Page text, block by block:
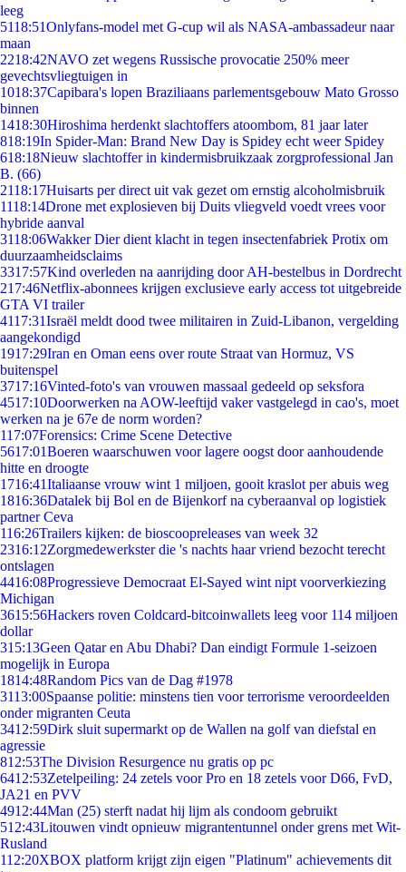
leeg
5118:51Onlyfans-model met G-cup wil als NASA-ambassadeur naar
maan
2218:42NAVO zet wegens Russische provocatie 250% meer
gevechtsvliegtuigen in
1018:37Capibara's lopen Braziliaans parlementsgebouw Mato Grosso
binnen
1418:30Hiroshima herdenkt slachtoffers atoombom, 81 jaar later
818:19In Spider-Man: Brand New Day is Spidey echt weer Spidey
618:18Nieuw slachtoffer in kindermisbruikzaak zorgprofessional Jan
B. (66)
2118:17Huisarts per direct uit vak gezet om ernstig alcoholmisbruik
1118:14Drone met explosieven bij Duits vliegveld voedt vrees voor
hybride aanval
3118:06Wakker Dier dient klacht in tegen insectenfabriek Protix om
duurzaamheidsclaims
3317:57Kind overleden na aanrijding door AH-bestelbus in Dordrecht
217:46Netflix-abonnees krijgen exclusieve early access tot uitgebreide
GTA VI trailer
4117:31Israël meldt dood twee militairen in Zuid-Libanon, vergelding
aangekondigd
1917:29Iran en Oman eens over route Straat van Hormuz, VS
buitenspel
3717:16Vinted-foto's van vrouwen massaal gedeeld op seksfora
4517:10Doorwerken na AOW-leeftijd vaker vastgelegd in cao's, moet
werken na je 67e de norm worden?
117:07Forensics: Crime Scene Detective
5617:01Boeren waarschuwen voor lagere oogst door aanhoudende
hitte en droogte
1716:41Italiaanse vrouw wint 1 miljoen, gooit kraslot per abuis weg
1816:36Datalek bij Bol en de Bijenkorf na cyberaanval op logistiek
partner Ceva
116:26Trailers kijken: de bioscoopreleases van week 32
2316:12Zorgmedewerkster die 's nachts haar vriend bezocht terecht
ontslagen
4416:08Progressieve Democraat El-Sayed wint nipt voorverkiezing
Michigan
3615:56Hackers roven Coldcard-bitcoinwallets leeg voor 114 miljoen
dollar
315:13Geen Qatar en Abu Dhabi? Dan eindigt Formule 1-seizoen
mogelijk in Europa
1814:48Random Pics van de Dag #1978
3113:00Spaanse politie: minstens tien voor terrorisme veroordeelden
onder migranten Ceuta
3412:59Dirk sluit supermarkt op de Wallen na golf van diefstal en
agressie
812:53The Division Resurgence nu gratis op pc
6412:53Zetelpeiling: 24 zetels voor Pro en 18 zetels voor D66, FvD,
JA21 en PVV
4912:44Man (25) sterft nadat hij lijm als condoom gebruikt
512:43Litouwen vindt opnieuw migrantentunnel onder grens met Wit-
Rusland
112:20XBOX platform krijgt zijn eigen "Platinum" achievements dit